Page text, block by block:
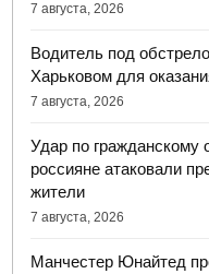
7 августа, 2026
Водитель под
Харьковом для
7 августа, 2026
Удар по гражданскому
россияне атаковали
жители
7 августа, 2026
Манчестер Юнайтед